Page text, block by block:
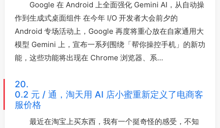
Google 在 Android 上全面强化 Gemini AI，从自动操
作到生成式桌面组件 在今年 I/O 开发者大会前夕的
Android 专场活动上，Google 再度将重心放在自家通用大
模型 Gemini 上，宣布一系列围绕「帮你操控手机」的新功
能，这些功能将出现在 Chrome 浏览器、系…
20.
0.2 元 / 通，淘天用 AI 店小蜜重新定义了电商客
服价格
最近在淘宝上买东西，我有一个挺奇怪的感受，不知